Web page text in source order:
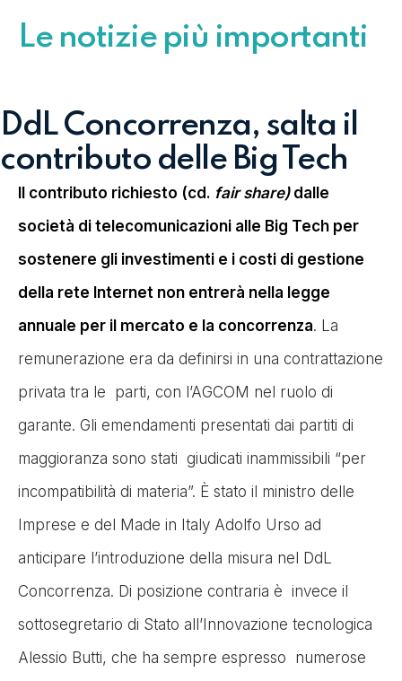
Le notizie più importanti
DdL Concorrenza, salta il
contributo delle Big Tech
Il contributo richiesto (cd. fair share) dalle
società di telecomunicazioni alle Big Tech per
sostenere gli investimenti e i costi di gestione
della rete Internet non entrerà nella legge
annuale per il mercato e la concorrenza. La
remunerazione era da definirsi in una contrattazione
privata tra le parti, con l’AGCOM nel ruolo di
garante. Gli emendamenti presentati dai partiti di
maggioranza sono stati giudicati inammissibili “per
incompatibilità di materia”. È stato il ministro delle
Imprese e del Made in Italy Adolfo Urso ad
anticipare l’introduzione della misura nel DdL
Concorrenza. Di posizione contraria è invece il
sottosegretario di Stato all’Innovazione tecnologica
Alessio Butti, che ha sempre espresso numerose